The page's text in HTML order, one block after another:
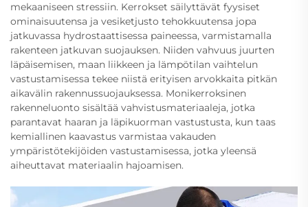
mekaaniseen stressiin. Kerrokset säilyttävät fyysiset
ominaisuutensa ja vesiketjusto tehokkuutensa jopa
jatkuvassa hydrostaattisessa paineessa, varmistamalla
rakenteen jatkuvan suojauksen. Niiden vahvuus juurten
läpäisemisen, maan liikkeen ja lämpötilan vaihtelun
vastustamisessa tekee niistä erityisen arvokkaita pitkän
aikavälin rakennussuojauksessa. Monikerroksinen
rakenneluonto sisältää vahvistusmateriaaleja, jotka
parantavat haaran ja läpikuorman vastustusta, kun taas
kemiallinen kaavastus varmistaa vakauden
ympäristötekijöiden vastustamisessa, jotka yleensä
aiheuttavat materiaalin hajoamisen.